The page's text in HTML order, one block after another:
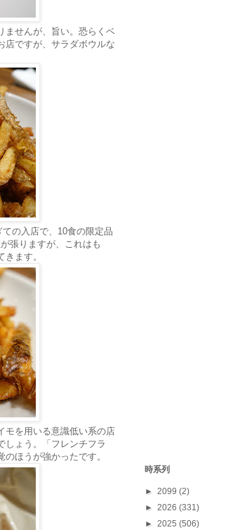
ませんが、旨い。恐らくベ
店ですが、サラダボウルな
の入店で、10食の限定品
張りますが、これはも
ます。
モを用いる意識低い系の店
しょう。「フレンチフラ
ほうが強かったです。
時系列
► 2099 (2)
► 2026 (331)
► 2025 (506)